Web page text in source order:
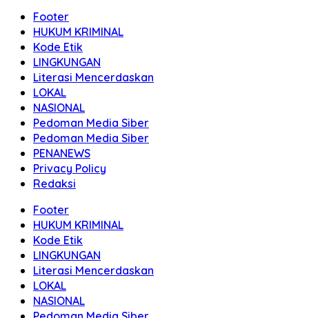
Footer
HUKUM KRIMINAL
Kode Etik
LINGKUNGAN
Literasi Mencerdaskan
LOKAL
NASIONAL
Pedoman Media Siber
Pedoman Media Siber
PENANEWS
Privacy Policy
Redaksi
Footer
HUKUM KRIMINAL
Kode Etik
LINGKUNGAN
Literasi Mencerdaskan
LOKAL
NASIONAL